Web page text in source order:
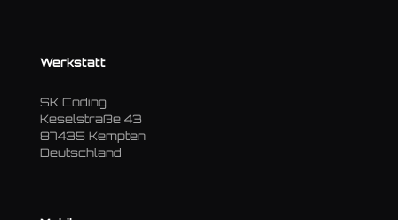
Werkstatt
SK Coding
Keselstraße 43
87435 Kempten
Deutschland